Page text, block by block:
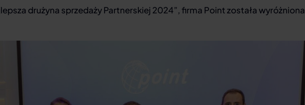
drużyna sprzedaży Partnerskiej 2024”, firma Point została wyróżniona